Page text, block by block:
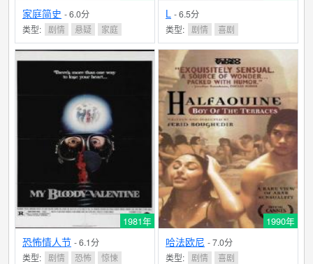
家庭简史 - 6.0分
类型: 剧情 悬疑 家庭
L - 6.5分
类型: 剧情 喜剧
1981年
恐怖情人节 - 6.1分
类型: 剧情 恐怖 惊悚
1990年
哈法欧尼 - 7.0分
类型: 剧情 喜剧